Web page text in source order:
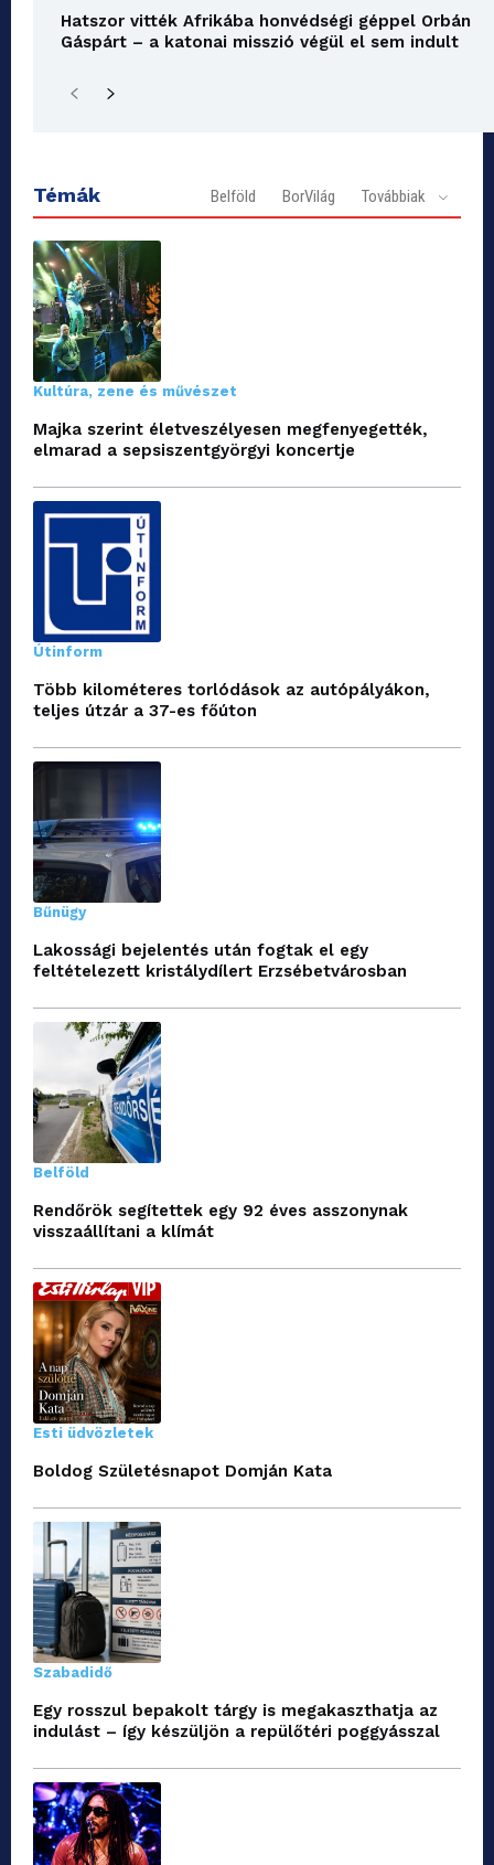
Hatszor vitték Afrikába honvédségi géppel Orbán
Gáspárt – a katonai misszió végül el sem indult
Témák Belföld BorVilág Továbbiak
Kultúra, zene és művészet
Majka szerint életveszélyesen megfenyegették,
elmarad a sepsiszentgyörgyi koncertje
Útinform
Több kilométeres torlódások az autópályákon,
teljes útzár a 37-es főúton
Bűnügy
Lakossági bejelentés után fogtak el egy
feltételezett kristálydílert Erzsébetvárosban
Belföld
Rendőrök segítettek egy 92 éves asszonynak
visszaállítani a klímát
Esti üdvözletek
Boldog Születésnapot Domján Kata
Szabadidő
Egy rosszul bepakolt tárgy is megakaszthatja az
indulást – így készüljön a repülőtéri poggyásszal